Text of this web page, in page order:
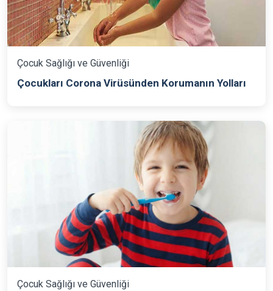
Çocuk Sağlığı ve Güvenliği
Çocukları Corona Virüsünden Korumanın Yolları
Çocuk Sağlığı ve Güvenliği